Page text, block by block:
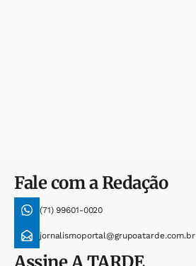
Fale com a Redação
(71) 99601-0020
jornalismoportal@grupoatarde.com.br